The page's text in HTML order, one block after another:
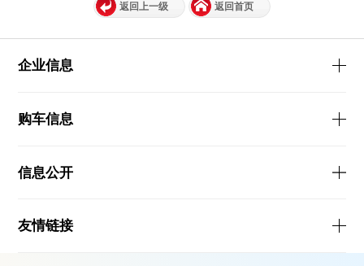
返回上一级 返回首页
企业信息
购车信息
信息公开
友情链接